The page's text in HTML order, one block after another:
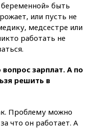
быть
или пусть не
медсестре или
работать не
вопрос зарплат. А по
решить в
Проблему можно
что он работает. А